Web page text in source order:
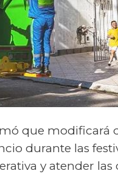
que
durante las
y atender